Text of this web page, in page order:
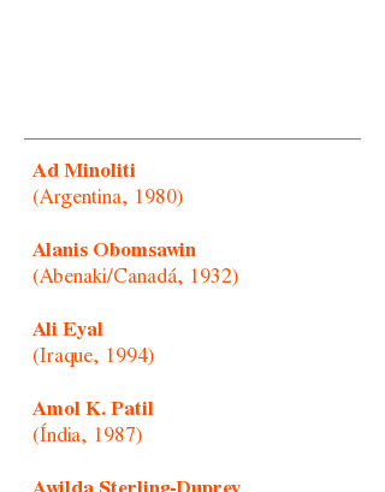
Ad Minoliti
(Argentina, 1980)
Alanis Obomsawin
(Abenaki/Canadá, 1932)
Ali Eyal
(Iraque, 1994)
Amol K. Patil
(Índia, 1987)